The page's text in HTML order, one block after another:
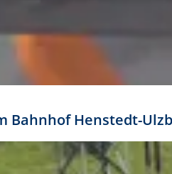
Bahnhof Henstedt-